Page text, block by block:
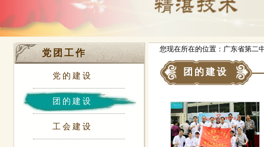
党团工作
党的建设
团的建设
工会建设
您现在所在的位置：广东省第二
团的建设